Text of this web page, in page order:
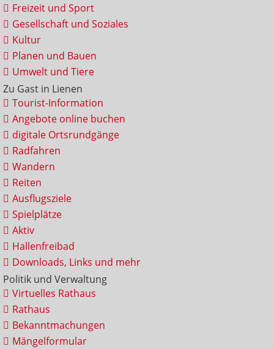
Freizeit und Sport
Gesellschaft und Soziales
Kultur
Planen und Bauen
Umwelt und Tiere
Zu Gast in Lienen
Tourist-Information
Angebote online buchen
digitale Ortsrundgänge
Radfahren
Wandern
Reiten
Ausflugsziele
Spielplätze
Aktiv
Hallenfreibad
Downloads, Links und mehr
Politik und Verwaltung
Virtuelles Rathaus
Rathaus
Bekanntmachungen
Mängelformular